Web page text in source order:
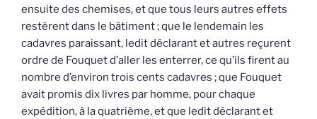
ensuite des chemises, et que tous leurs autres effets
restèrent dans le bâtiment ; que le lendemain les
cadavres paraissant, ledit déclarant et autres reçurent
ordre de Fouquet d’aller les enterrer, ce qu’ils firent au
nombre d’environ trois cents cadavres ; que Fouquet
avait promis dix livres par homme, pour chaque
expédition, à la quatrième, et que ledit déclarant et